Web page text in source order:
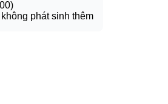
phát sinh thêm